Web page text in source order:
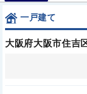
一戸建て
大阪府大阪市住吉